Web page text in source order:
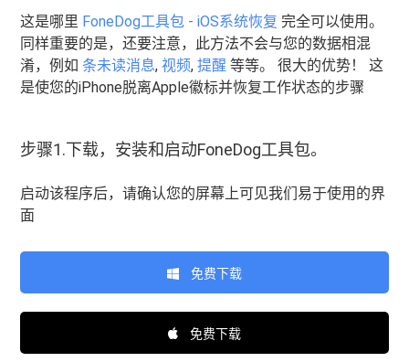
这是哪里 FoneDog工具包 - iOS系统恢复 完全可以使用。
同样重要的是，还要注意，此方法不会与您的数据相混
淆，例如条未读消息, 视频,提醒 等等。 很大的优势！ 这
是使您的iPhone脱离Apple徽标并恢复工作状态的步骤
步骤1.下载，安装和启动FoneDog工具包。
启动该程序后，请确认您的屏幕上可见我们易于使用的界
面
免费下载
免费下载